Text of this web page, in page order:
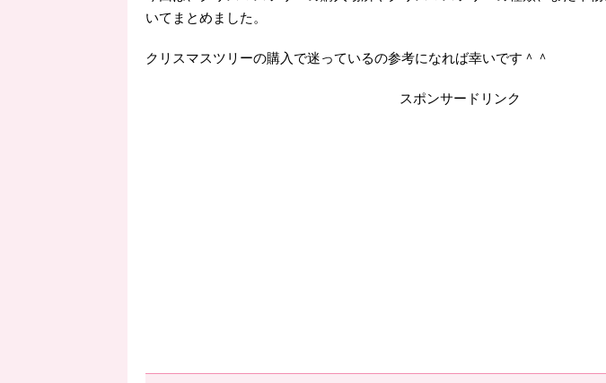
いてまとめました。
クリスマスツリーの購入で迷っているの参考になれば幸いです＾＾
スポンサードリンク